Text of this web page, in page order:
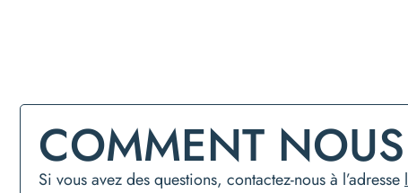
COMMENT
Si vous avez des questions, contactez-nous à l’adresse